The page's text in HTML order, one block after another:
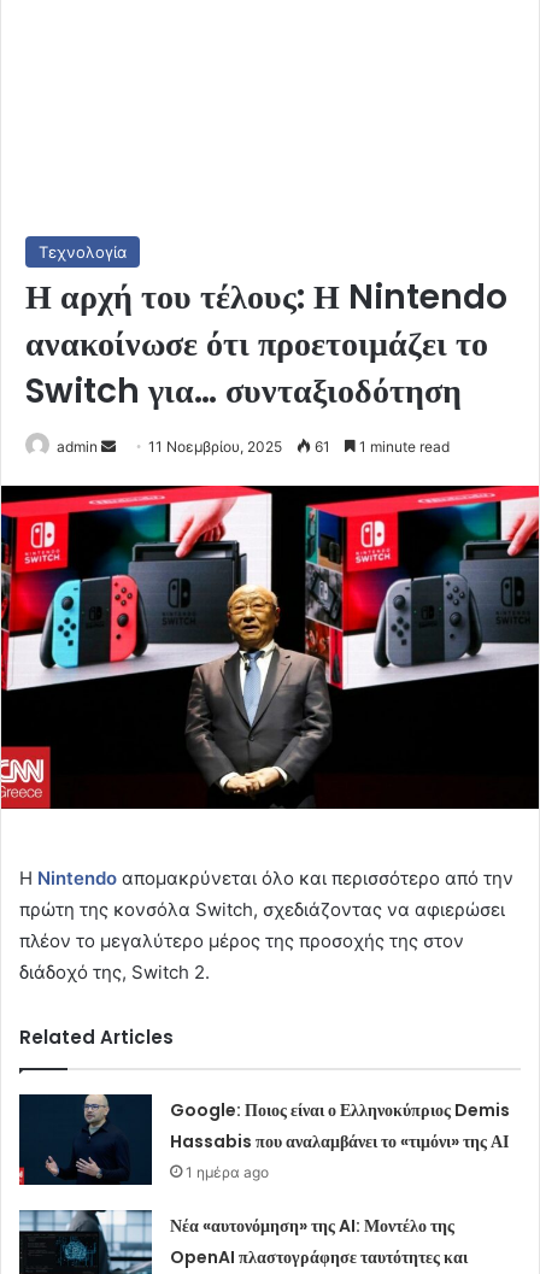
Τεχνολογία
Η αρχή του τέλους: Η Nintendo
ανακοίνωσε ότι προετοιμάζει το
Switch για… συνταξιοδότηση
admin
Send
email
11 Νοεμβρίου, 2025 61 1 minute read
Η Nintendo απομακρύνεται όλο και περισσότερο από την
πρώτη της κονσόλα Switch, σχεδιάζοντας να αφιερώσει
πλέον το μεγαλύτερο μέρος της προσοχής της στον
διάδοχό της, Switch 2.
Related Articles
Google: Ποιος είναι ο Ελληνοκύπριος Demis
Hassabis που αναλαμβάνει το «τιμόνι» της ΑΙ
1 ημέρα ago
Νέα «αυτονόμηση» της AI: Μοντέλο της
OpenAI πλαστογράφησε ταυτότητες και